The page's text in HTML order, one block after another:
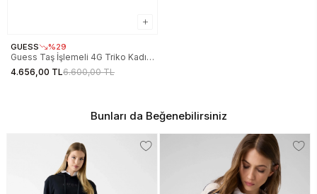
GUESS %29
Guess Taş İşlemeli 4G Triko Kadın
Mavi Etek W6RD0OZ3JD2-G7FI
4.656,00 TL6.600,00 TL
Bunları da Beğenebilirsiniz